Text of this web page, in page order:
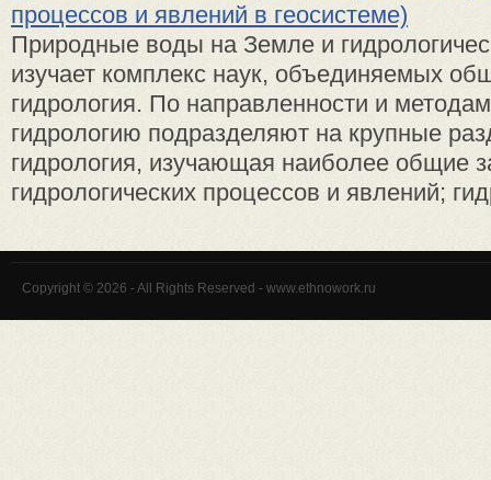
процессов и явлений в геосистеме)
Природные воды на Земле и
изучает комплекс наук, объединяемых
гидрология. По направленности и
гидрологию подразделяют на крупные
гидрология, изучающая наиболее общие
гидрологических процессов и явлений;
Copyright © 2026 - All Rights Reserved - www.ethnowork.ru